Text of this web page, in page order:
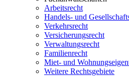
Arbeitsrecht
Handels- und
Verkehrsrecht
Versicherungsrecht
Verwaltungsrecht
Familienrecht
Miet- und
Weitere Rechtsgebiete